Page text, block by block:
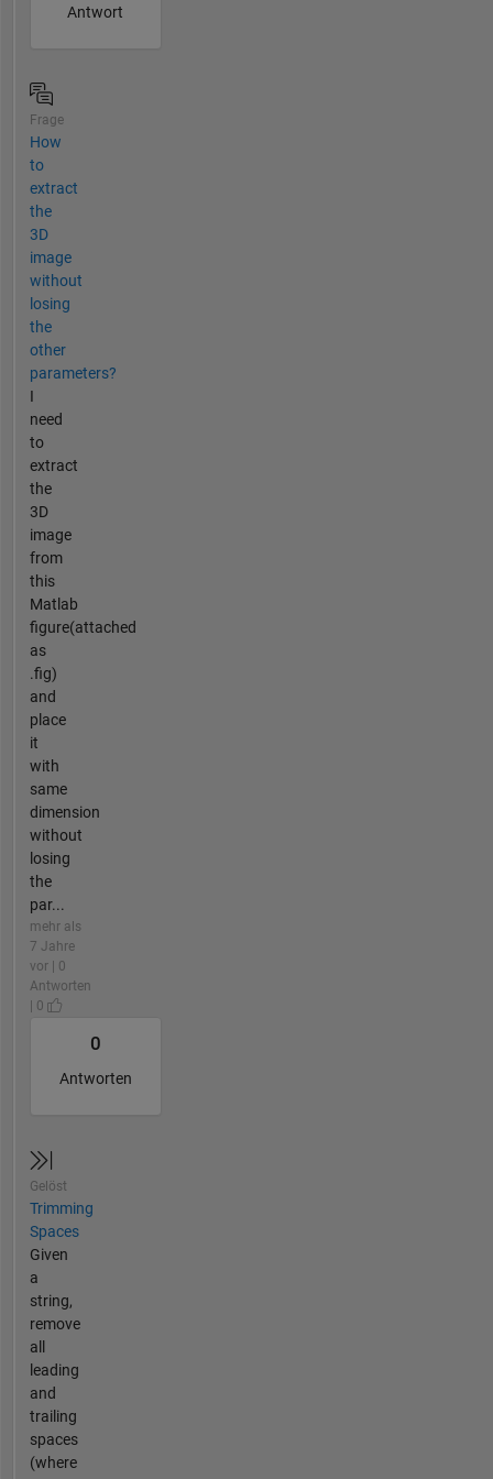
Antwort
Frage
How
to
extract
the
3D
image
without
losing
the
other
parameters?
I
need
to
extract
the
3D
image
from
this
Matlab
figure(attached
as
.fig)
and
place
it
with
same
dimension
without
losing
the
par...
mehr als
7 Jahre
vor | 0
Antworten
| 0
0
Antworten
Gelöst
Trimming
Spaces
Given
a
string,
remove
all
leading
and
trailing
spaces
(where